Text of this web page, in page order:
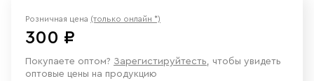
Розничная цена (только онлайн *)
300 ₽
Покупаете оптом? Зарегистируйтесть, чтобы увидеть
оптовые цены на продукцию